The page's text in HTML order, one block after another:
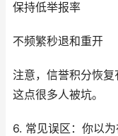
保持低举报率
不频繁秒退和重开
注意，信誉积分恢复
这点很多人被坑。
6. 常见误区：你以